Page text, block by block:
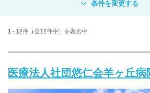
病院 クリニック
病名 / 診療科目
1 - 18件（全18件中）を表示中
医療法人社団悠仁会羊ヶ丘病